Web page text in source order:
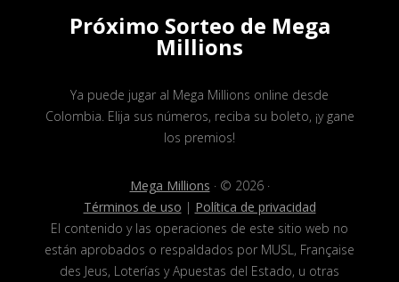
Próximo Sorteo de Mega
Millions
Ya puede jugar al Mega Millions online desde
Colombia. Elija sus números, reciba su boleto, ¡y gane
los premios!
Mega Millions · © 2026 ·
Términos de uso | Política de privacidad
El contenido y las operaciones de este sitio web no
están aprobados o respaldados por MUSL, Française
des Jeus, Loterías y Apuestas del Estado, u otras